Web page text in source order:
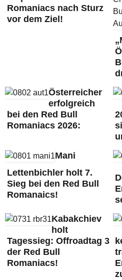
Romaniacs nach Sturz
vor dem Ziel!
Österreicher
erfolgreich
bei den Red Bull
Romaniacs 2026:
Mani
Lettenbichler holt 7.
Sieg bei den Red Bull
Romanaics!
Kabakchiev
holt
Tagessieg: Offroadtag 3
der Red Bull
Romaniacs!